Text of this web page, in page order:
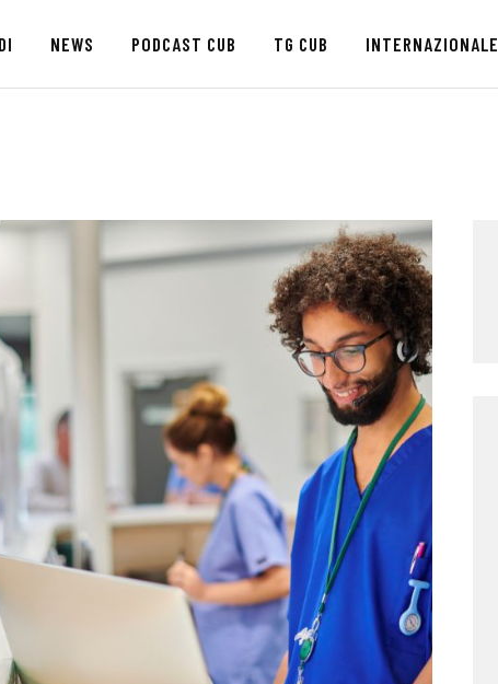
NEWS PODCAST CUB TG CUB INTERNAZIONALE
SIAMO
NEWS
PODCAST CUB
CUB
INTERNAZIONALE
RASSEGNA STAMPA